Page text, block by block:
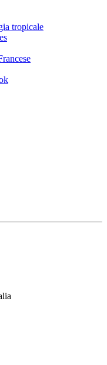
tropicale